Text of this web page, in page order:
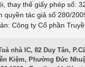
thay thế giấy phép số:
quyền tác giả số 280/
Công ty Cổ phần
nhà IC, 82 Duy Tân,
Kiệm, Phường Đức